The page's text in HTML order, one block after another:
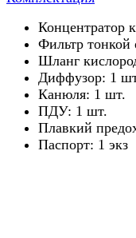
Концентратор
Фильтр тонкой
Шланг
Диффузор: 1
Канюля: 1 шт.
ПДУ: 1 шт.
Плавкий
Паспорт: 1 экз